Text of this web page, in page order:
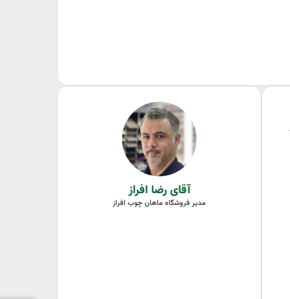
آقای رضا افراز
مدیر فروشگاه ماهان چوب افراز